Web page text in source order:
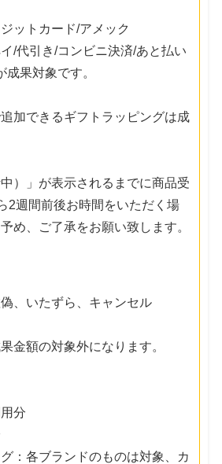
ットカード/アメック
/代引き/コンビニ決済/あと払い
果対象です。
加できるギフトラッピングは成
）」が表示されるまでに商品受
2週間前後お時間をいただく場
め、ご了承をお願い致します。
、いたずら、キャンセル
金額の対象外になります。
分
：各ブランドのものは対象、カ